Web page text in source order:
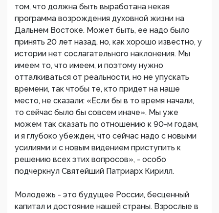
том, что должна быть выработана некая
программа возрождения духовной жизни на
Дальнем Востоке. Может быть, ее надо было
принять 20 лет назад, но, как хорошо известно, у
истории нет сослагательного наклонения. Мы
имеем то, что имеем, и поэтому нужно
отталкиваться от реальности, но не упускать
времени, так чтобы те, кто придет на наше
место, не сказали: «Если бы в то время начали,
то сейчас было бы совсем иначе». Мы уже
можем так сказать по отношению к 90-м годам,
и я глубоко убежден, что сейчас надо с новыми
усилиями и с новым видением приступить к
решению всех этих вопросов», - особо
подчеркнул Святейший Патриарх Кирилл.
Молодежь - это будущее России, бесценный
капитал и достояние нашей страны. Взрослые в